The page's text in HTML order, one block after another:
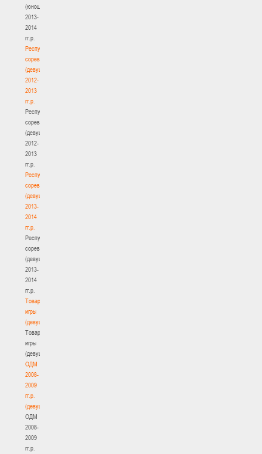
(юноши)
2013-
2014
гг.р.
Республиканские
соревнования
(девушки)
2012-
2013
гг.р.
Республиканские
соревнования
(девушки)
2012-
2013
гг.р.
Республиканские
соревнования
(девушки)
2013-
2014
гг.р.
Республиканские
соревнования
(девушки)
2013-
2014
гг.р.
Товарищеские
игры
(девушки)
Товарищеские
игры
(девушки)
ОДМ
2008-
2009
гг.р.
(девушки)
ОДМ
2008-
2009
гг.р.